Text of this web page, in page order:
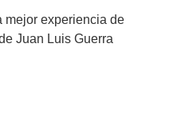
mejor experiencia de
Juan Luis Guerra